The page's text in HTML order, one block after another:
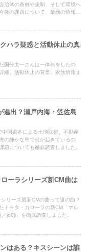
治体の条例や規制、そして環境へ
後の課題について、最新の情報を
ハラ疑惑と活動休止の真
国分太一さんは一体何をしたの
細、活動休止の背景、家族情報ま
進出？瀬戸内海・笠佐島
国資本による土地取得、不動産
の静かな島で何が起きているの
題についても徹底調査しました。
ローラシリーズ新CM曲は
リーズ最新CMの曲って誰の曲？
トヨタ・カローラの新CM「マル
jo0ji」を徹底調査しました。
はある？キスシーンは誰